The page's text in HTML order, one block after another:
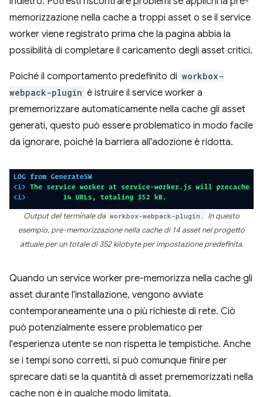
memorizzazione nella cache a troppi asset o se il service
worker viene registrato prima che la pagina abbia la
possibilità di completare il caricamento degli asset critici.
Poiché il comportamento predefinito di workbox-
webpack-plugin è istruire il service worker a
prememorizzare automaticamente nella cache gli asset
generati, questo può essere problematico in modo facile
da ignorare, poiché la barriera all'adozione è ridotta.
Output del terminale da workbox-webpack-plugin.
In questo
esempio, pre-memorizzazione nella cache di 14 asset nel progetto
attuale per un totale di 352 kilobyte per impostazione predefinita.
Quando un service worker pre-memorizza nella cache gli
asset durante l'installazione, vengono avviate
contemporaneamente una o più richieste di rete. Ciò
può potenzialmente essere problematico per
l'esperienza utente se non rispetta le tempistiche. Anche
se i tempi sono corretti, si può comunque finire per
sprecare dati se la quantità di asset prememorizzati nella
cache non è in qualche modo limitata.